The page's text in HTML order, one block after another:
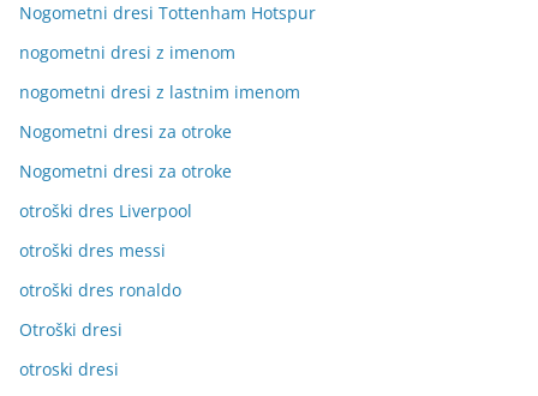
Nogometni dresi Tottenham Hotspur
nogometni dresi z imenom
nogometni dresi z lastnim imenom
Nogometni dresi za otroke
Nogometni dresi za otroke
otroški dres Liverpool
otroški dres messi
otroški dres ronaldo
Otroški dresi
otroski dresi